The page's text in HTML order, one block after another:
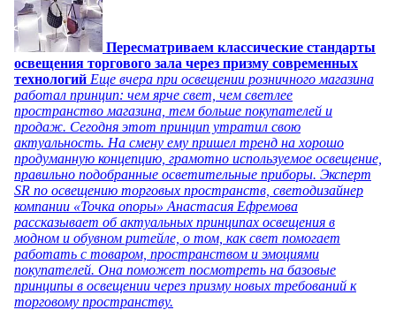
Пересматриваем классические стандарты
освещения торгового зала через призму современных
технологий Еще вчера при освещении розничного магазина
работал принцип: чем ярче свет, чем светлее
пространство магазина, тем больше покупателей и
продаж. Сегодня этот принцип утратил свою
актуальность. На смену ему пришел тренд на хорошо
продуманную концепцию, грамотно используемое освещение,
правильно подобранные осветительные приборы. Эксперт
SR по освещению торговых пространств, светодизайнер
компании «Точка опоры» Анастасия Ефремова
рассказывает об актуальных принципах освещения в
модном и обувном ритейле, о том, как свет помогает
работать с товаром, пространством и эмоциями
покупателей. Она поможет посмотреть на базовые
принципы в освещении через призму новых требований к
торговому пространству.